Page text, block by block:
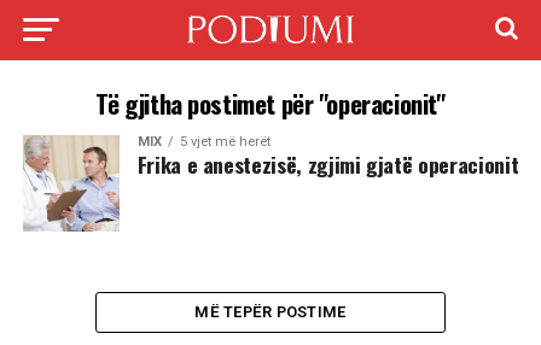
Të gjitha postimet për "operacionit"
MIX 5 vjet më herët
Frika e anestezisë, zgjimi gjatë operacionit
MË TEPËR POSTIME